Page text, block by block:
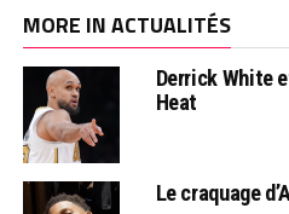
MORE IN ACTUALITÉS
Derrick White
Heat
Le craquage